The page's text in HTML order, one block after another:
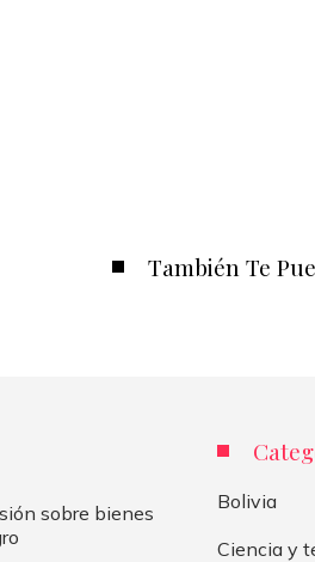
También Te
sobre bienes
Bolivia
Ciencia y